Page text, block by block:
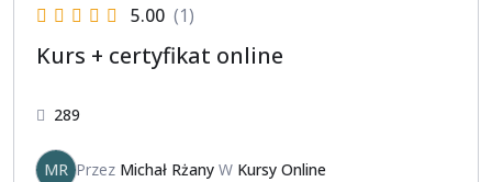
5.00 (1)
Kurs + certyfikat online
289
MR Przez Michał Rżany W Kursy Online